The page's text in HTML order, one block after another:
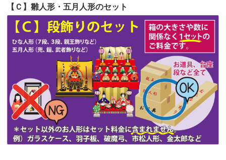
第49回人形供養祭令和4年1月17日(月)
第48回人形供養祭令和3年12月3日(金)
第47回人形供養祭 令和3年10月11日(月)
第46回人形供養祭 令和3年9月13日(月)
第45回人形供養祭令和3年7月12日(月)
第44回人形供養祭令和3年6月3日(木)
第43回人形供養祭令和3年4月23日(金)
【Ｃ】雛人形・五月人形のセット